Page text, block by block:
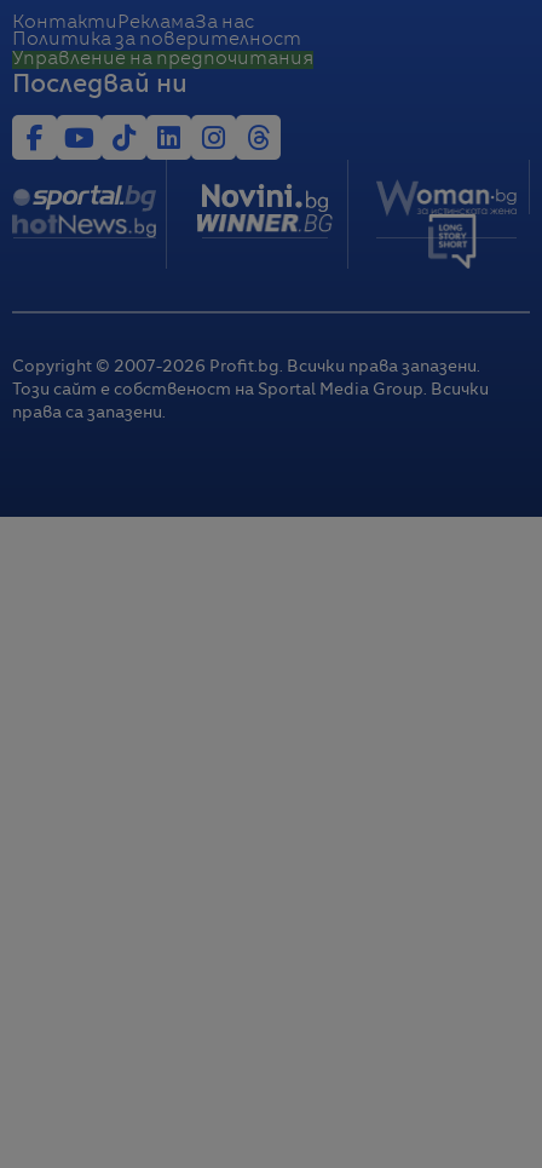
Контакти РекламаЗа нас
Политика за поверителност
Управление на предпочитания
Последвай ни
Copyright © 2007-2026 Profit.bg. Всички права запазени.
Този сайт е собственост на Sportal Media Group. Всички
права са запазени.